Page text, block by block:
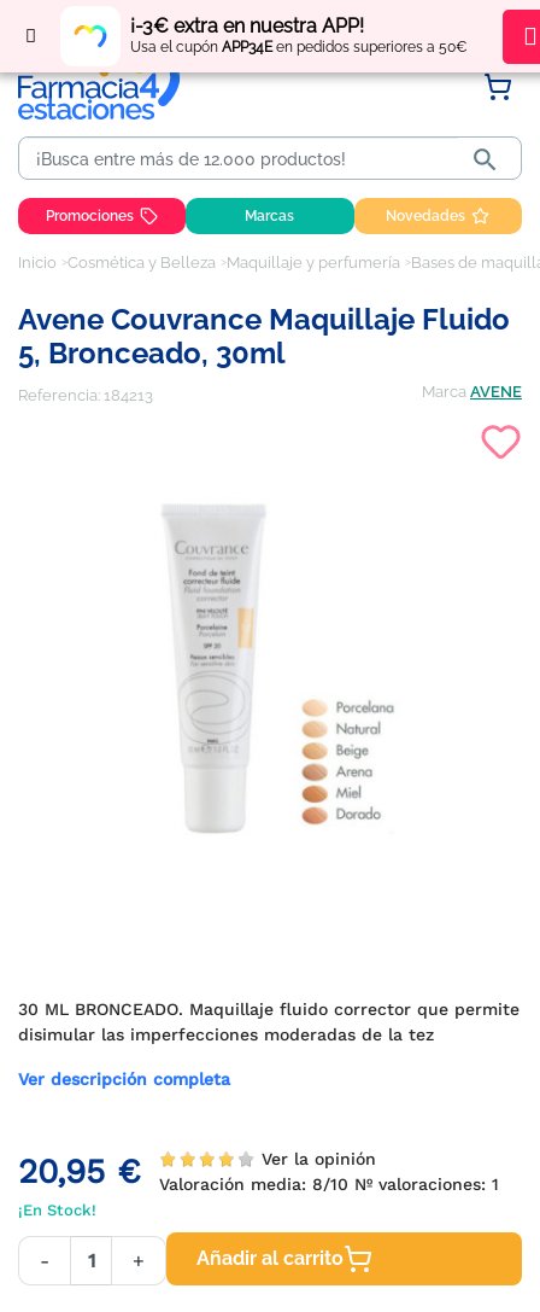
¡-3€ extra en nuestra APP!
Usa el cupón APP34Een pedidos superiores a 50€
Regístratey obtén puntos por tus compras

Promociones Marcas Novedades
Inicio Cosmética y Belleza Maquillaje y perfumería Bases de
Avene Couvrance Maquillaje Fluido
5, Bronceado, 30ml
Referencia: 184213 Marca AVENE
30 ML BRONCEADO. Maquillaje fluido corrector que permite
disimular las imperfecciones moderadas de la tez
Ver descripción completa
20,95 €
Ver la opinión
Valoración media: 8/10 Nº valoraciones: 1
¡En Stock!
- + Añadir al carrito